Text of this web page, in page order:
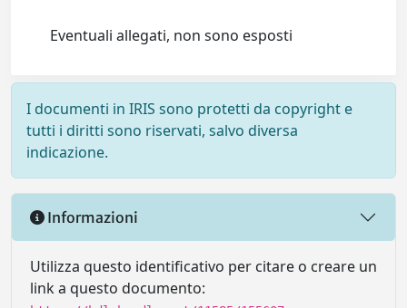
Eventuali allegati, non sono esposti
I documenti in IRIS sono protetti da copyright e
tutti i diritti sono riservati, salvo diversa
indicazione.
Informazioni
Utilizza questo identificativo per citare o creare un
link a questo documento: